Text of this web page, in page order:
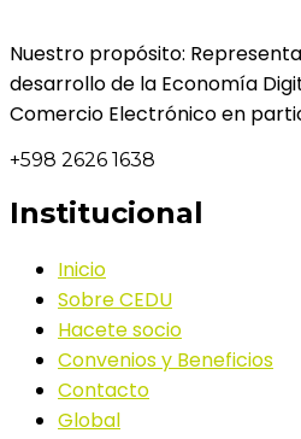
Nuestro propósito:
desarrollo de la Economía
Comercio Electrónico en
+598 2626 1638
Institucional
Inicio
Sobre CEDU
Hacete socio
Convenios y Beneficios
Contacto
Global